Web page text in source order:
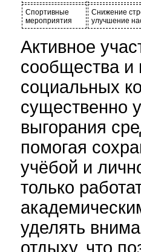
Спортивные
мероприятия
Снижение
улучшение
Активное
сообщества и
социальных
существенно
выгорания
помогая
учёбой и
только
уделять
отдыху, что